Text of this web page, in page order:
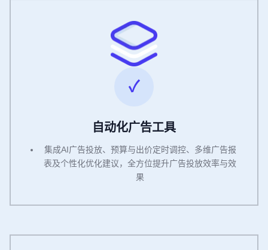
自动化广告工具
集成AI广告投放、预算与出价定时调控、多维广告报
表及个性化优化建议，全方位提升广告投放效率与效
果